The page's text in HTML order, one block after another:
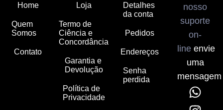
Home
Quem
Somos
Contato
Loja
Termo de
Ciência e
Concordância
Garantia e
Devolução
Política de
Privacidade
Detalhes
da conta
Pedidos
Endereços
Senha
perdida
nosso
suporte
on-
line envie
uma
mensagem